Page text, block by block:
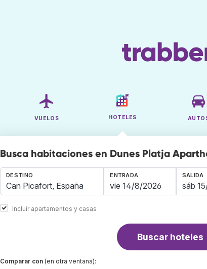
VUELOS HOTELES
Busca habitaciones en Dunes Platja
DESTINO
Incluir apartamentos y casas
ENTRADA SALIDA
Buscar hoteles
Comparar con (en otra ventana):